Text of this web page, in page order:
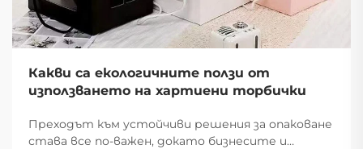
Какви са екологичните ползи от
използването на хартиени торбички
Преходът към устойчиви решения за опаковане
става все по-важен, докато бизнесите и